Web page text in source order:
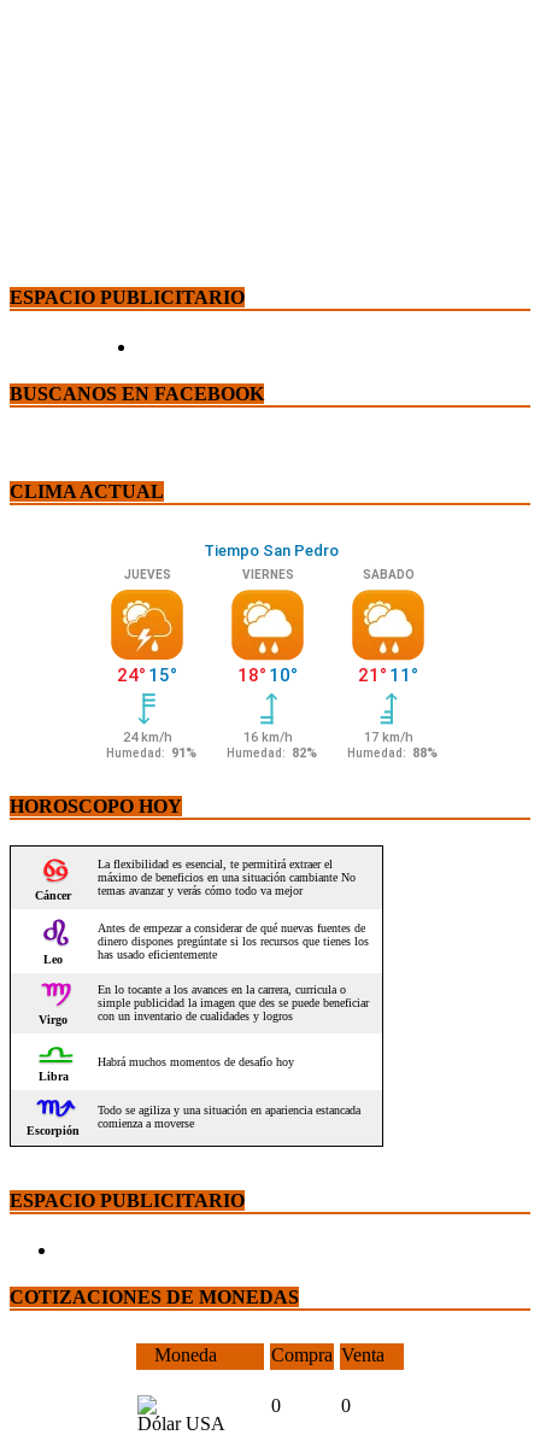
ESPACIO PUBLICITARIO
BUSCANOS EN FACEBOOK
CLIMA ACTUAL
HOROSCOPO HOY
ESPACIO PUBLICITARIO
COTIZACIONES DE MONEDAS
Moneda Compra Venta
Dólar USA
0 0